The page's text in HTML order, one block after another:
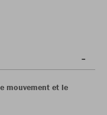
mouvement et le